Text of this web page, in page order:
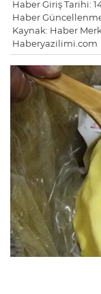
Haber Giriş Tarihi:
Haber Güncellenme
Kaynak: Haber
Haberyazilimi.com